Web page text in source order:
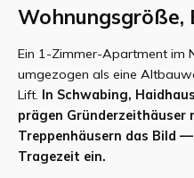
Wohnungsgröße,
Ein 1-Zimmer-Apartment im
umgezogen als eine
Lift. In Schwabing,
prägen Gründerzeithäuser
Treppenhäusern das Bild
Tragezeit ein.